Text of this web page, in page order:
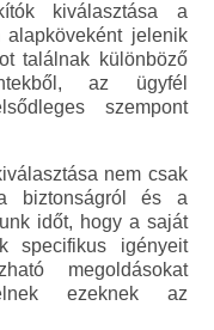
kiválasztása a
jelenik
találnak különböző
az ügyfél
szempont
nem csak
biztonságról és a
időt, hogy a saját
specifikus igényeit
megoldásokat
ezeknek az